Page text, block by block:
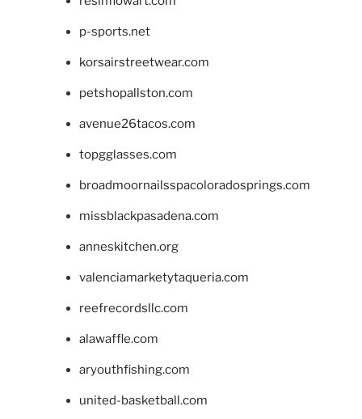
p-sports.net
korsairstreetwear.com
petshopallston.com
avenue26tacos.com
topgglasses.com
broadmoornailsspacoloradosprings.com
missblackpasadena.com
anneskitchen.org
valenciamarketytaqueria.com
reefrecordsllc.com
alawaffle.com
aryouthfishing.com
united-basketball.com